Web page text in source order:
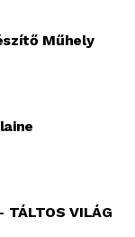
Műhely
TÁLTOS VILÁG